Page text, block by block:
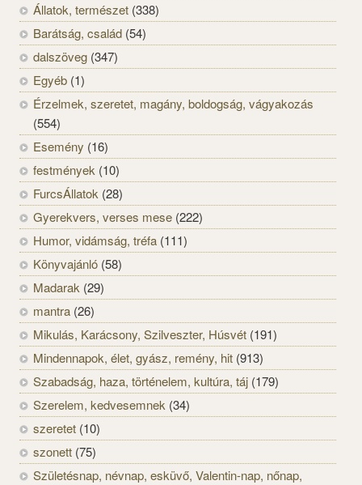
Állatok, természet (338)
Barátság, család (54)
dalszöveg (347)
Egyéb (1)
Érzelmek, szeretet, magány, boldogság, vágyakozás
(554)
Esemény (16)
festmények (10)
FurcsÁllatok (28)
Gyerekvers, verses mese (222)
Humor, vidámság, tréfa (111)
Könyvajánló (58)
Madarak (29)
mantra (26)
Mikulás, Karácsony, Szilveszter, Húsvét (191)
Mindennapok, élet, gyász, remény, hit (913)
Szabadság, haza, történelem, kultúra, táj (179)
Szerelem, kedvesemnek (34)
szeretet (10)
szonett (75)
Születésnap, névnap, esküvő, Valentin-nap, nőnap,